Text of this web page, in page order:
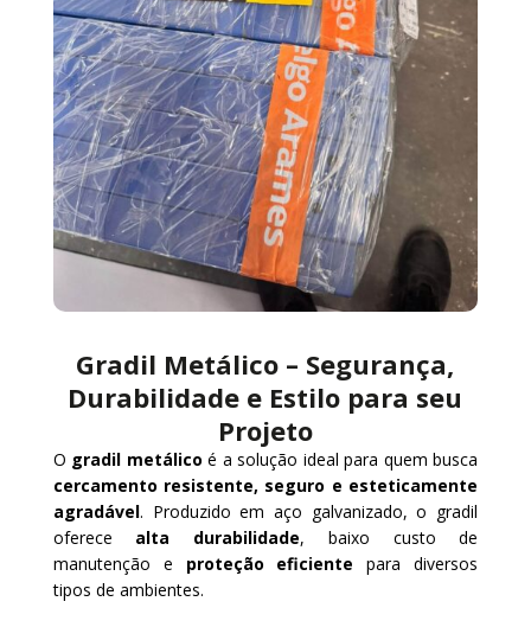
Gradil Metálico – Segurança,
Durabilidade e Estilo para seu
Projeto
O gradil metálico é a solução ideal para quem busca
cercamento resistente, seguro e esteticamente
agradável. Produzido em aço galvanizado, o gradil
oferece alta durabilidade, baixo custo de
manutenção e proteção eficiente para diversos
tipos de ambientes.